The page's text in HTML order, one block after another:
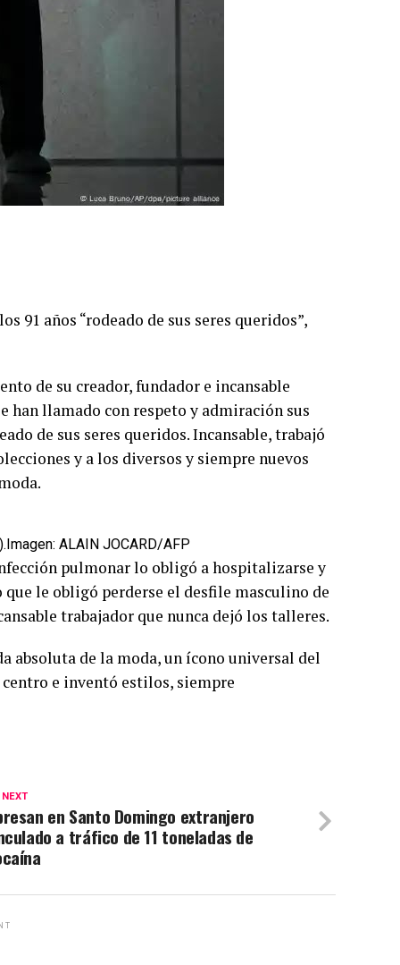
91 años “rodeado de sus seres queridos”,
de su creador, fundador e incansable
llamado con respeto y admiración sus
de sus seres queridos. Incansable, trabajó
y a los diversos y siempre nuevos
Imagen: ALAIN JOCARD/AFP
pulmonar lo obligó a hospitalizarse y
le obligó perderse el desfile masculino de
trabajador que nunca dejó los talleres.
absoluta de la moda, un ícono universal del
e inventó estilos, siempre
en Santo Domingo extranjero
a tráfico de 11 toneladas de